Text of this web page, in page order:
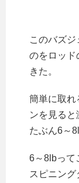
このバズ
のをロッド
きた。
簡単に取れ
ンを見ると
たぶん6～
6～8lbって
スピニング